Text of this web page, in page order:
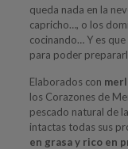
queda nada en la
capricho…, o los
cocinando… Y es
para poder
Elaborados con
los Corazones de
pescado natural de
intactas todas sus
en grasa y rico en